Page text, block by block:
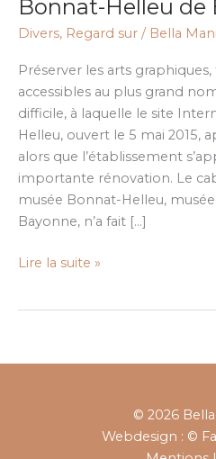
Bonnat-Helleu de
Divers, Regard sur / Bella
Préserver les arts
accessibles au plus grand
difficile, à laquelle le site
Helleu, ouvert le 5 mai 2015,
alors que l’établissement
importante rénovation. Le
musée Bonnat-Helleu,
Bayonne, n’a fait […]
Bonnat-
Helleu
de
Bayonne
Lire la suite »
© 2026
Webdesign : ©